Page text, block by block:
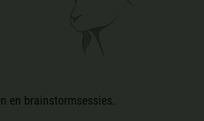
en brainstormsessies.